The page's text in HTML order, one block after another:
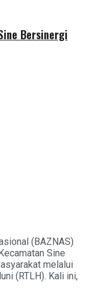
Bersinergi
(BAZNAS)
Sine
melalui
(RTLH). Kali ini,